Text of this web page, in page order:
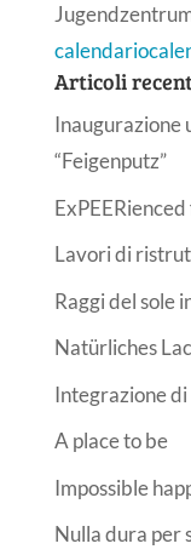
calendario
Articoli
Inaugurazione
“Feigenputz”
Lavori di
Raggi del sole
Natürliches
Integrazione
A place to be
Impossible
Nulla dura per